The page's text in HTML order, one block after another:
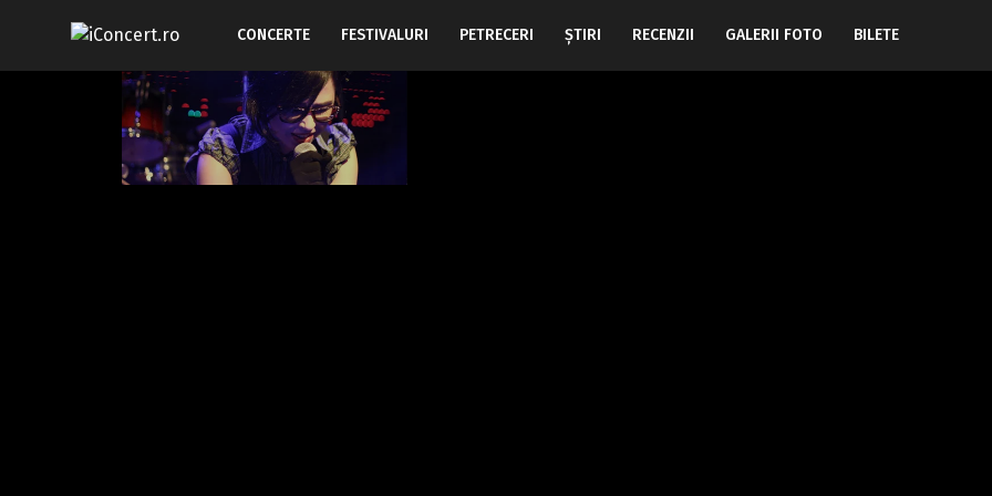
CONCERTE FESTIVALURI PETRECERI ŞTIRI RECENZII GALERII FOTO BILETE